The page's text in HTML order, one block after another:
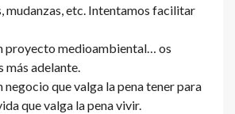
mudanzas, etc. Intentamos facilitar
proyecto medioambiental… os
más adelante.
negocio que valga la pena tener para
que valga la pena vivir.